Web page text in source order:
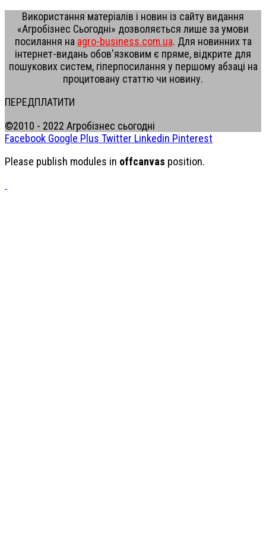
Використання матеріалів і новин із сайту видання
«Агробізнес Сьогодні» дозволяється лише за умови
посилання на agro-business.com.ua. Для новинних та
інтернет-видань обов'язковим є пряме, відкрите для
пошукових систем, гіперпосилання у першому абзаці на
процитовану статтю чи новину.
ПЕРЕДПЛАТИТИ
©2010 - 2022 Агробізнес сьогодні
Facebook Google Plus Twitter Linkedin Pinterest
Please publish modules in offcanvas position.